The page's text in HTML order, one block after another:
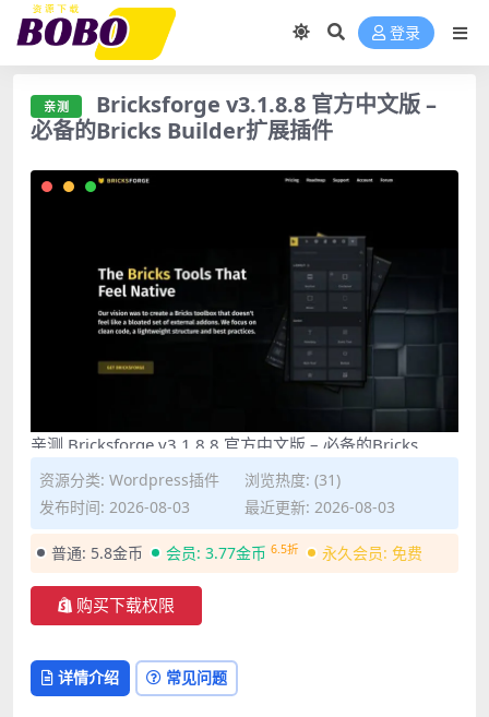
登录
亲测
Bricksforge v3.1.8.8 官方中文版 –
必备的Bricks Builder扩展插件
亲测 Bricksforge v3.1.8.8 官方中文版 – 必备的Bricks
Builder扩展插件">
资源分类: Wordpress插件
浏览热度: (31)
发布时间: 2026-08-03
最近更新: 2026-08-03
普通: 5.8金币 会员: 3.77金币 6.5折 永久会员: 免费
购买下载权限
详情介绍 常见问题